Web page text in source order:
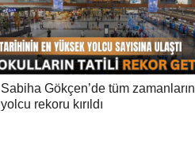
Sabiha Gökçen’de tüm zamanların
yolcu rekoru kırıldı